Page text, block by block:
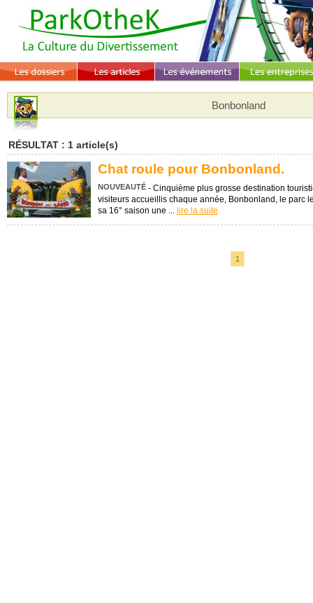
Bonbonland
RÉSULTAT : 1 article(s)
Chat roule pour Bonbonland.
NOUVEAUTÉ - Cinquième plus grosse destination
visiteurs accueillis chaque année, Bonbonland, le parc
sa 16° saison une ... lire la suite
1